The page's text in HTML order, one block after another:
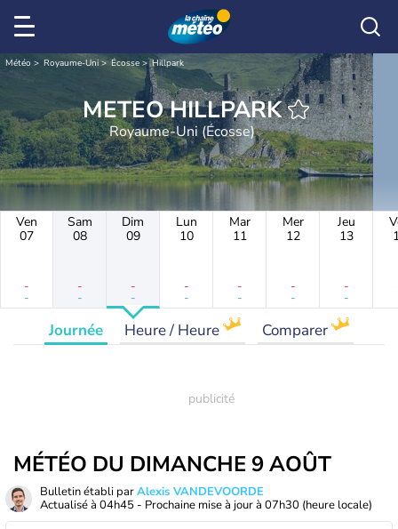
Météo Royaume-Uni Écosse Hillpark
METEO HILLPARK
Royaume-Uni (Écosse)
Ven
07
-
-
Sam
08
-
-
Dim
09
-
-
Lun
10
-
-
Mar
11
-
-
Mer
12
-
-
Jeu
13
-
-
Journée Heure / Heure Comparer
MÉTÉO DU DIMANCHE 9 AOÛT
Bulletin établi parAlexis VANDEVOORDE
Actualisé à 04h45 - Prochaine mise à jour à 07h30 (heure locale)